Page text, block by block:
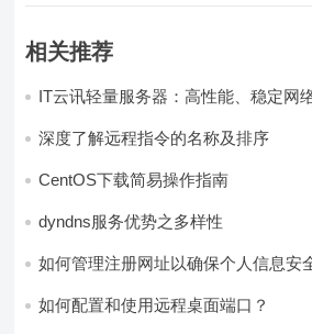
相关推荐
IT云讯轻量服务器：高性能、稳定网
深度了解远程指令的名称及排序
CentOS下载简易操作指南
dyndns服务优势之多样性
如何管理注册网址以确保个人信息安
如何配置和使用远程桌面端口？